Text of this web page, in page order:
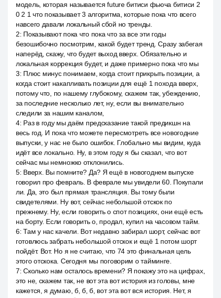
модель, которая называется future битиси фьюча битиси 2
0 2 1 что показывает 3 алгоритма, которые пока что всего
навсего давали локальный сбой но тренды.
2: Показывают пока что пока что за все эти годы
безошибочно посмотрим, какой будет тренд. Сразу забегая
наперёд, скажу, что будет выход вверх. Обязательно и
локальная коррекция будет, и даже примерно пока что мы
3: Плюс минус понимаем, когда стоит прикрыть позиции, а
когда стоит накапливать позиции для ещё 1 похода вверх,
потому что, по нашему глубокому, скажем так, убеждению,
за последние несколько лет, ну, если вы внимательно
следили за нашим каналом,
4: Раз в году мы даём предсказание такой предикшн на
весь год. И пока что можете пересмотреть все новогодние
выпуски, у нас не было ошибок. Глобально мы видим, куда
идёт все локально. Ну, в этом году я бы сказал, что вот
сейчас мы немножко отклонились.
5: Вверх. Вы помните? Да? Я ещё в новогоднем выпуске
говорил про февраль. В феврале мы увидели 60. Покупали
ли. Да, это был прямая трансляция. Вы тому были
свидетелями. Ну вот, сейчас небольшой отскок по
прежнему. Ну, если говорить о спот позициях, они ещё есть
на борту. Если говорить о, продал, купил на часовом тайм.
6:Там у нас качели. Вот недавно забирал шорт, сейчас вот
готовлюсь забрать небольшой отскок и ещё 1 потом шорт
пойдёт. Вот. Но я не считаю, что 74 это финальная цель
этого отскока. Сегодня мы поговорим о тайминге.
7:Сколько нам осталось времени? Я покажу это на цифрах,
это не, скажем так, не вот эта вот история из головы, мне
кажется, я думаю, б, б, б, вот эта вот вся история. Нет, я